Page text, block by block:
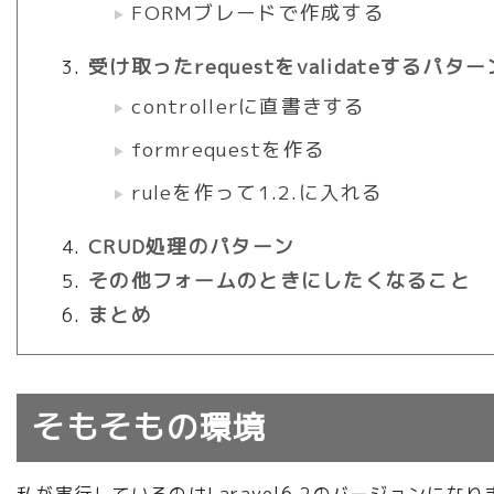
FORMブレードで作成する
受け取ったrequestをvalidateするパター
controllerに直書きする
formrequestを作る
ruleを作って1.2.に入れる
CRUD処理のパターン
その他フォームのときにしたくなること
まとめ
そもそもの環境